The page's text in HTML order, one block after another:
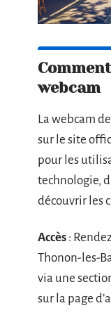
webcam
La webcam
sur le site
pour les
technologie,
découvrir les
Accès :
Thonon-les-
via une
sur la page